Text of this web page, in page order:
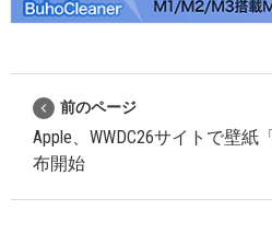
前のページ
Apple、WWDC26サイトで壁
布開始